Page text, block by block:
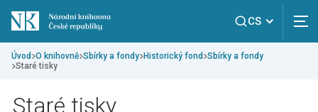
CS
Úvod O knihovně Sbírky a fondy Historický fond Sbírky a fondy
Staré tisky
Staré tisky